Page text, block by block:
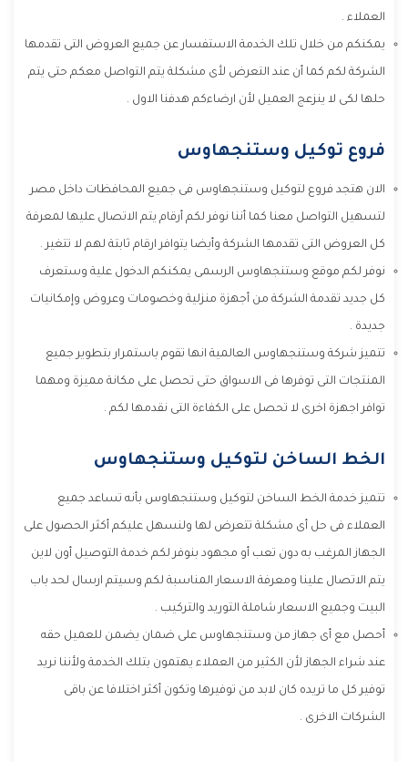
العملاء .
يمكنكم من خلال تلك الخدمة الاستفسار عن جميع العروض التى تقدمها
الشركة لكم كما أن عند التعرض لأى مشكلة يتم التواصل معكم حتى يتم
حلها لكى لا ينزعج العميل لأن ارضاءكم هدفنا الاول .
فروع توكيل وستنجهاوس
الان هتجد فروع لتوكيل وستنجهاوس فى جميع المحافظات داخل مصر
لتسهيل التواصل معنا كما أننا نوفر لكم أرقام يتم الاتصال عليها لمعرفة
كل العروض التى تقدمها الشركة وأيضا يتوافر ارقام ثابتة لهم لا تتغير .
نوفر لكم موقع وستنجهاوس الرسمى يمكنكم الدخول علية وستعرف
كل جديد تقدمة الشركة من أجهزة منزلية وخصومات وعروض وإمكانيات
جديدة .
تتميز شركة وستنجهاوس العالمية انها تقوم باستمرار بتطوير جميع
المنتجات التى توفرها فى الاسواق حتى تحصل على مكانة مميزة ومهما
توافر اجهزة اخرى لا تحصل على الكفاءة التى نقدمها لكم .
الخط الساخن لتوكيل وستنجهاوس
تتميز خدمة الخط الساخن لتوكيل وستنجهاوس بأنه تساعد جميع
العملاء فى حل أى مشكلة تتعرض لها ولنسهل عليكم أكثر الحصول على
الجهاز المرغب به دون تعب أو مجهود بنوفر لكم خدمة التوصيل أون لاين
يتم الاتصال علينا ومعرفة الاسعار المناسبة لكم وسيتم ارسال لحد باب
البيت وجميع الاسعار شاملة التوريد والتركيب .
أحصل مع أى جهاز من وستنجهاوس على ضمان يضمن للعميل حقه
عند شراء الجهاز لأن الكثير من العملاء يهتمون بتلك الخدمة ولأننا نريد
توفير كل ما تريده كان لابد من توفيرها وتكون أكثر اختلافا عن باقى
الشركات الاخرى .